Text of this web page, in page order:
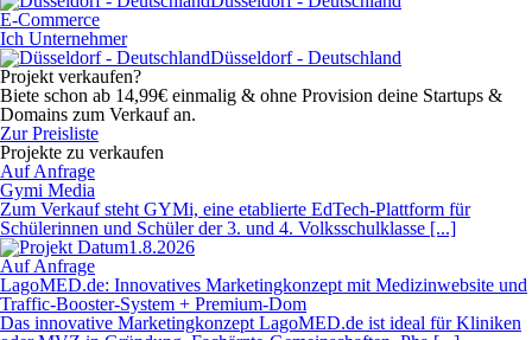
E-Commerce
Ich Unternehmer
Düsseldorf - Deutschland
Projekt verkaufen?
Biete schon ab 14,99€ einmalig & ohne Provision deine Startups &
Domains zum Verkauf an.
Zur Preisliste
Projekte zu verkaufen
Auf Anfrage
Gymi Media
Zum Verkauf steht GYMi, eine etablierte EdTech-Plattform für
Schülerinnen und Schüler der 3. und 4. Volksschulklasse [...]
1.8.2026
Auf Anfrage
LagoMED.de: Innovatives Marketingkonzept mit Medizinwebsite und
Traffic-Booster-System + Premium-Dom
Das innovative Marketingkonzept LagoMED.de ist ideal für Kliniken